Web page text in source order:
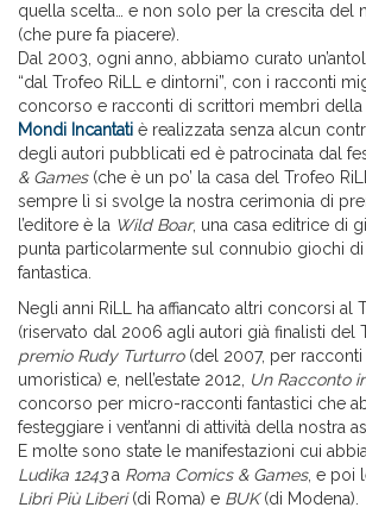
quella scelta… e non solo per la crescita del
(che pure fa piacere).
Dal 2003, ogni anno, abbiamo curato
“dal Trofeo RiLL e dintorni”, con i racconti
concorso e racconti di scrittori membri della
Mondi Incantati è realizzata senza alcun
degli autori pubblicati ed è patrocinata dal
& Games(che è un po’ la casa del Trofeo
sempre lì si svolge la nostra cerimonia di
l’editore è la Wild Boar, una casa editrice di
punta particolarmente sul connubio giochi
fantastica.
Negli anni RiLL ha affiancato altri concorsi al
(riservato dal 2006 agli autori già finalisti del
premio Rudy Turturro(del 2007, per racconti
umoristica) e, nell’estate 2012,
Un Racconto
concorso per micro-racconti fantastici che
festeggiare i vent’anni di attività della nostra
E molte sono state le manifestazioni cui
Ludika 1243a Roma Comics & Games, e poi
Libri Più Liberi(di Roma) e BUK(di Modena).